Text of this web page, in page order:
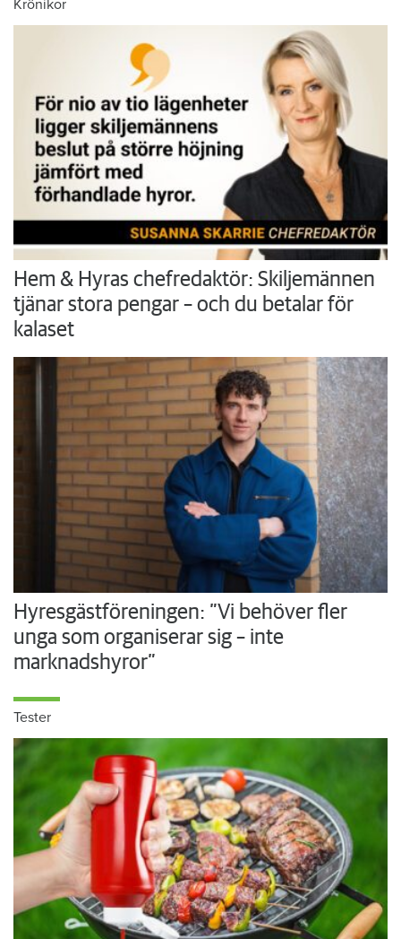
Krönikor
Hem & Hyras chefredaktör: Skiljemännen
tjänar stora pengar – och du betalar för
kalaset
Hyresgästföreningen: ”Vi behöver fler
unga som organiserar sig – inte
marknadshyror”
Tester